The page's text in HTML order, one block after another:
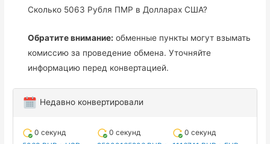
Сколько 5063 Рубля ПМР в Долларах США?
Обратите внимание: обменные пункты могут взымать
комиссию за проведение обмена. Уточняйте
информацию перед конвертацией.
Недавно конвертировали
0 секунд
0 секунд
0 секунд